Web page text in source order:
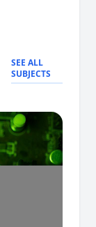
SEE ALL
SUBJECTS